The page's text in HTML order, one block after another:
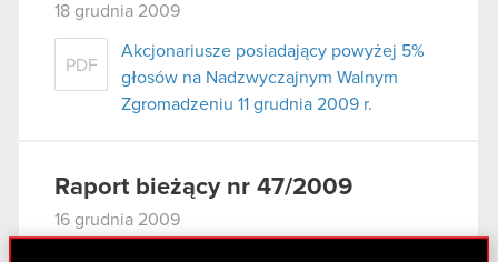
18 grudnia 2009
PDF
Akcjonariusze posiadający powyżej 5%
głosów na Nadzwyczajnym Walnym
Zgromadzeniu 11 grudnia 2009 r.
Raport bieżący nr 47/2009
16 grudnia 2009